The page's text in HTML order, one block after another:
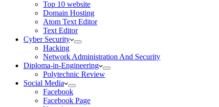
Top 10 website
Domain Hosting
Atom Text Editor
Text Editor
Cyber Security
Hacking
Network Administration And Security
Diploma-in-Engineering
Polytechnic Review
Social Media
Facebook
Facebook Page